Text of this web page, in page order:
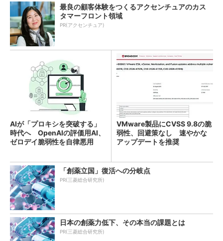
最良の顧客体験をつくるアクセンチュアのカス
タマーフロント領域
PR(アクセンチュア)
AIが「プロキシを突破する」
時代へ OpenAIの評価用AI、
ゼロデイ脆弱性を自律悪用
VMware製品にCVSS 9.8の脆
弱性、回避策なし 速やかな
アップデートを推奨
「創薬立国」復活への分岐点
PR(三菱総合研究所)
日本の創薬力低下、その本当の課題とは
PR(三菱総合研究所)